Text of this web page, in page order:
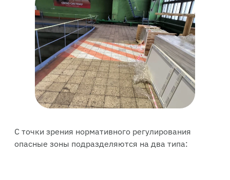
С точки зрения нормативного регулирования
опасные зоны подразделяются на два типа: